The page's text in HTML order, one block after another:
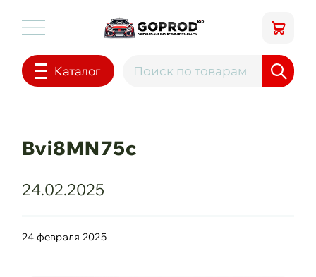
Каталог
Bvi8MN75c
24.02.2025
24 февраля 2025